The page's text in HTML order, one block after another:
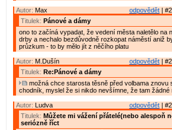
odpovědět |
Autor: Max
Titulek: Pánové a dámy
ono to začíná vypadat, že vedení města naletělo na
drby a nechalo bezdůvodně rozkopat náměstí aniž
průzkum - to by mělo jít z něčího platu
odpovědět |
Autor: M.Dušín
Titulek: Re:Pánové a dámy
možná chce starosta těsně před volbama znovu
chodník, myslel že si nikdo nevšímne, že tam žádné
odpovědět |
Autor: Ludva
Titulek: Můžete mi vážení přátelé(nebo alespoň
seriózně říct